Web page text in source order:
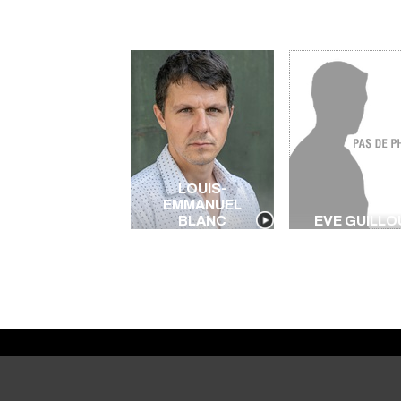
LOUIS-
EMMANUEL
BLANC
EVE